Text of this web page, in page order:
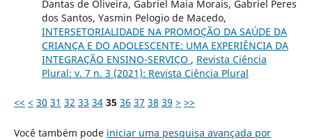
Dantas de Oliveira, Gabriel Maia Morais, Gabriel Peres
dos Santos, Yasmin Pelogio de Macedo,
INTERSETORIALIDADE NA PROMOÇÃO DA SAÚDE DA
CRIANÇA E DO ADOLESCENTE: UMA EXPERIÊNCIA DA
INTEGRAÇÃO ENSINO-SERVIÇO , Revista Ciência
Plural: v. 7 n. 3 (2021): Revista Ciência Plural
<< < 30 31 32 33 34 35 36 37 38 39 > >>
Você também pode iniciar uma pesquisa avançada por